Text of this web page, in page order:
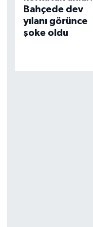
Bahçede dev
yılanı görünce
şoke oldu